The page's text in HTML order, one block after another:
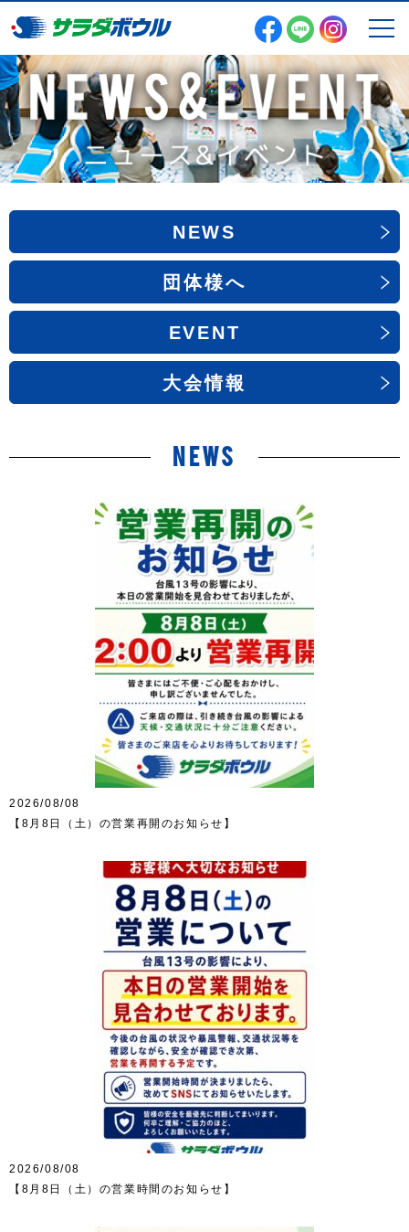
NEWS
団体様へ
EVENT
大会情報
NEWS
団体様へ
EVENT
大会情報
NEWS
2026/08/08
【8月8日（土）の営業再開のお知らせ】
2026/08/08
【8月8日（土）の営業時間のお知らせ】